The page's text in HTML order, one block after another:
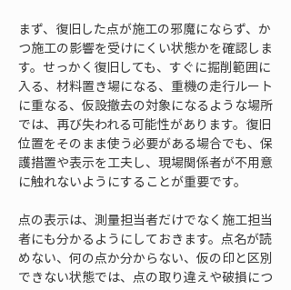
まず、復旧した点が施工の邪魔にならず、か
つ施工の影響を受けにくい状態かを確認しま
す。せっかく復旧しても、すぐに掘削範囲に
入る、材料置き場になる、重機の走行ルート
に重なる、仮設撤去の対象になるような場所
では、再び失われる可能性があります。復旧
位置をそのまま使う必要がある場合でも、保
護措置や表示を工夫し、現場関係者が不用意
に触れないようにすることが重要です。
点の表示は、測量担当者だけでなく施工担当
者にも分かるようにしておきます。点名が読
めない、何の点か分からない、仮の印と区別
できない状態では、点の取り違えや破損につ